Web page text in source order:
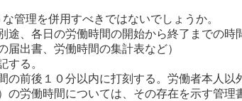
管理を併用すべきではないでしょうか。
、各日の労働時間の開始から終了までの時
届出書、労働時間の集計表など）
する。
の前後１０分以内に打刻する。労働者本人以
労働時間については、その存在を示す管理